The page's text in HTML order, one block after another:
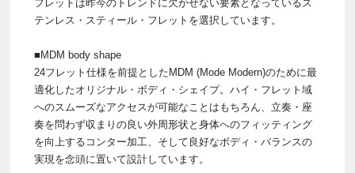
フレットは昨今のトレンドに欠かせない要素となっているス
テンレス・スティール・フレットを選択しています。
■MDM body shape
24フレット仕様を前提としたMDM (Mode Modern)のために最
適化したオリジナル・ボディ・シェイプ。ハイ・フレット域
へのスムーズなアクセスが可能なことはもちろん、立奏・座
奏を問わず収まりの良い外周形状と身体へのフィッティング
を向上するコンター加工、そして良好なボディ・バランスの
実現を念頭に置いて設計しています。